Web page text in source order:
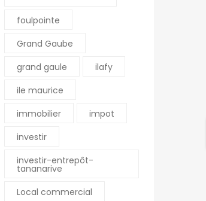
foulpointe
Grand Gaube
grand gaule
ilafy
ile maurice
immobilier
impot
investir
investir-entrepôt-
tananarive
Local commercial